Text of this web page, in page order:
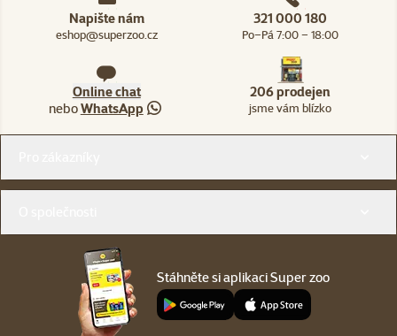
Napište nám
eshop@superzoo.cz
321 000 180
Po–Pá 7:00 – 18:00
Online chat
neboWhatsApp
206 prodejen
jsme vám blízko
Stáhněte si aplikaci Super zoo